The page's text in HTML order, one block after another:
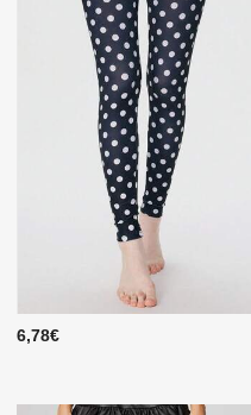
6,78€